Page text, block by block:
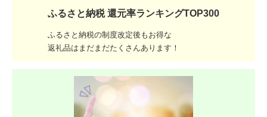
ふるさと納税 還元率ランキングTOP300
ふるさと納税の制度改定後もお得な
返礼品はまだまだたくさんあります！